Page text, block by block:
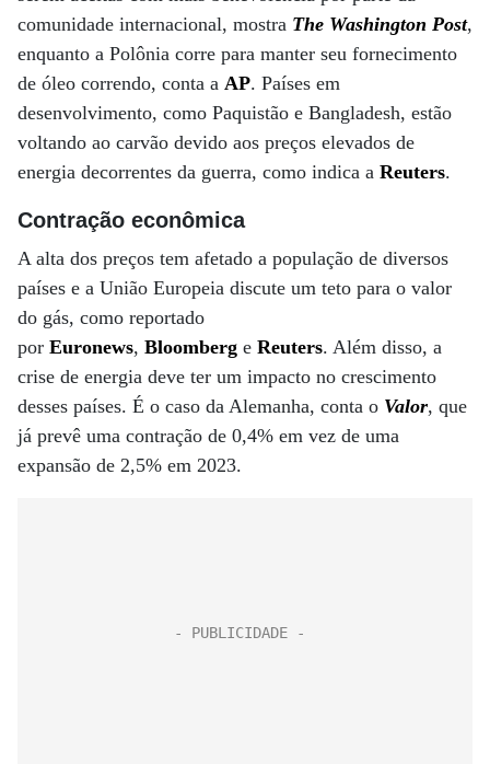
comunidade internacional, mostra The Washington Post,
enquanto a Polônia corre para manter seu fornecimento
de óleo correndo, conta a AP. Países em
desenvolvimento, como Paquistão e Bangladesh, estão
voltando ao carvão devido aos preços elevados de
energia decorrentes da guerra, como indica a Reuters.
Contração econômica
A alta dos preços tem afetado a população de diversos
países e a União Europeia discute um teto para o valor
do gás, como reportado
por Euronews, Bloomberg e Reuters. Além disso, a
crise de energia deve ter um impacto no crescimento
desses países. É o caso da Alemanha, conta o Valor, que
já prevê uma contração de 0,4% em vez de uma
expansão de 2,5% em 2023.